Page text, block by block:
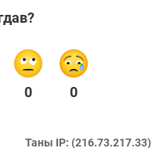
0 0
Таны IP: (216.73.217.33)